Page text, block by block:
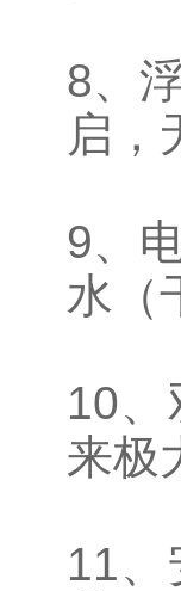
8、
启，
9、
水（
10
来极
11